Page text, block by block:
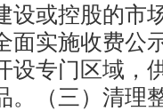
设或控股的市
面实施收费公
设专门区域，
。（三）清理